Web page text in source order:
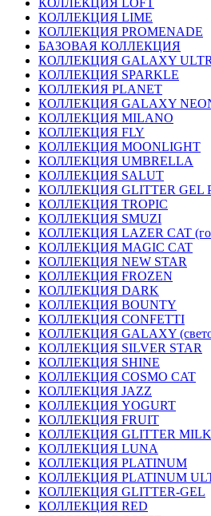
КОЛЛЕКЦИЯ LIME
КОЛЛЕКЦИЯ PROMENADE
БАЗОВАЯ КОЛЛЕКЦИЯ
КОЛЛЕКЦИЯ GALAXY
КОЛЛЕКЦИЯ SPARKLE
КОЛЛЕКИЯ PLANET
КОЛЛЕКЦИЯ GALAXY
КОЛЛЕКЦИЯ MILANO
КОЛЛЕКЦИЯ FLY
КОЛЛЕКЦИЯ MOONLIGHT
КОЛЛЕКЦИЯ UMBRELLA
КОЛЛЕКЦИЯ SALUT
КОЛЛЕКЦИЯ GLITTER GEL
КОЛЛЕКЦИЯ TROPIC
КОЛЛЕКЦИЯ SMUZI
КОЛЛЕКЦИЯ LAZER CAT
КОЛЛЕКЦИЯ MAGIC CAT
КОЛЛЕКЦИЯ NEW STAR
КОЛЛЕКЦИЯ FROZEN
КОЛЛЕКЦИЯ DARK
КОЛЛЕКЦИЯ BOUNTY
КОЛЛЕКЦИЯ CONFETTI
КОЛЛЕКЦИЯ GALAXY
КОЛЛЕКЦИЯ SILVER STAR
КОЛЛЕКЦИЯ SHINE
КОЛЛЕКЦИЯ COSMO CAT
КОЛЛЕКЦИЯ JAZZ
КОЛЛЕКЦИЯ YOGURT
КОЛЛЕКЦИЯ FRUIT
КОЛЛЕКЦИЯ GLITTER MILK
КОЛЛЕКЦИЯ LUNA
КОЛЛЕКЦИЯ PLATINUM
КОЛЛЕКЦИЯ PLATINUM
КОЛЛЕКЦИЯ GLITTER-GEL
КОЛЛЕКЦИЯ RED